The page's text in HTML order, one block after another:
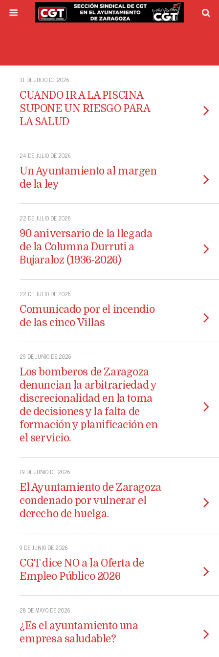
31 DE JULIO DE 2026
CUANDO IR A LA PISCINA
SUPONE UN RIESGO PARA
LA SALUD
24 DE JULIO DE 2026
Un Ayuntamiento al margen
de la ley
22 DE JULIO DE 2026
90 aniversario de la llegada
de la Columna Durruti a
Bujaraloz (1936-2026)
22 DE JULIO DE 2026
Comunicado por el incendio
de las cinco Villas
29 DE JUNIO DE 2026
Los bomberos de Zaragoza
denuncian la arbitrariedad y
discrecionalidad en la toma
de decisiones y la falta de
formación y planificación en
el servicio.
19 DE JUNIO DE 2026
El Ayuntamiento de Zaragoza
condenado por vulnerar el
derecho de huelga.
9 DE JUNIO DE 2026
CGT dice NO a la Oferta de
Empleo Público 2026
28 DE MAYO DE 2026
¿Es el ayuntamiento una
empresa saludable?